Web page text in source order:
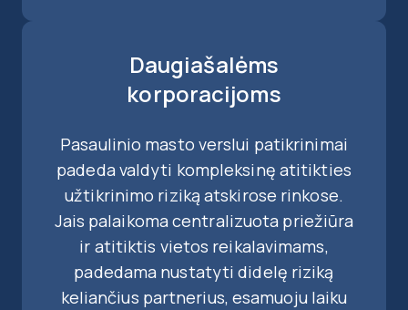
Daugiašalėms
korporacijoms
Pasaulinio masto verslui patikrinimai
padeda valdyti kompleksinę atitikties
užtikrinimo riziką atskirose rinkose.
Jais palaikoma centralizuota priežiūra
ir atitiktis vietos reikalavimams,
padedama nustatyti didelę riziką
keliančius partnerius, esamuoju laiku